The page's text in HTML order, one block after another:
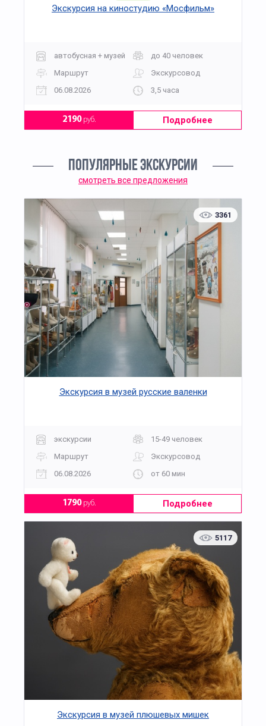
Экскурсия на киностудию «Мосфильм»
автобусная + музей
до 40 человек
Маршрут
Экскурсовод
06.08.2026
3,5 часа
2190руб. Подробнее
ПОПУЛЯРНЫЕ ЭКСКУРСИИ
смотреть все предложения
3361
Экскурсия в музей русские валенки
экскурсии
15-49 человек
Маршрут
Экскурсовод
06.08.2026
от 60 мин
1790руб. Подробнее
5117
Экскурсия в музей плюшевых мишек